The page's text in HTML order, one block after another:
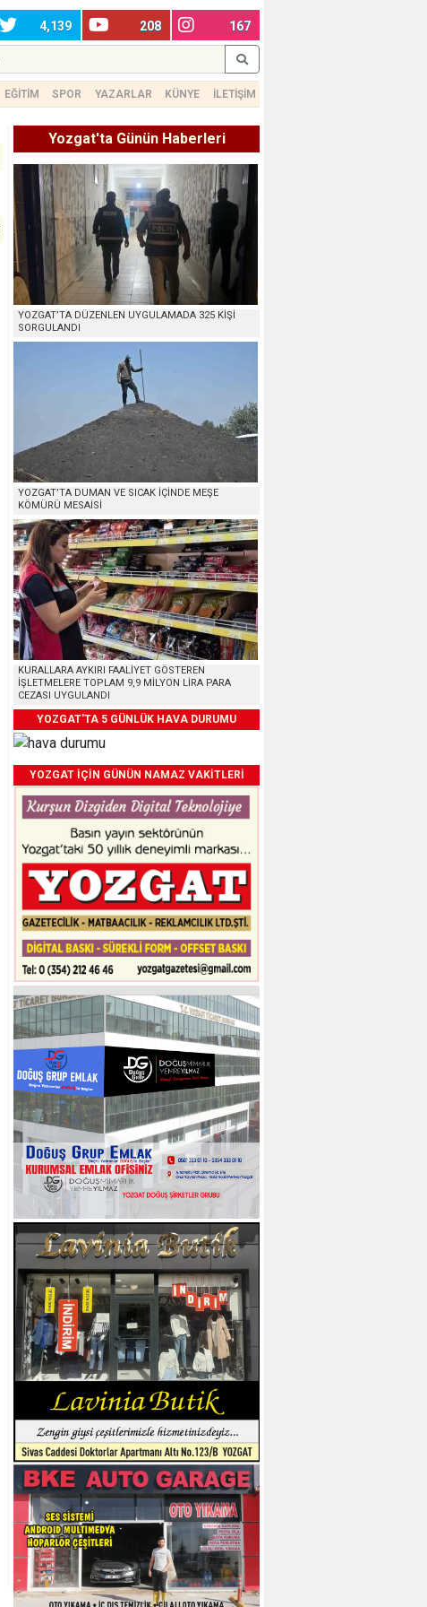
4,139 208 167
EĞİTİM SPOR YAZARLAR KÜNYE İLETİŞİM
Yozgat'ta Günün Haberleri
YOZGAT’TA DÜZENLEN UYGULAMADA 325 KİŞİ
SORGULANDI
YOZGAT’TA DUMAN VE SICAK İÇİNDE MEŞE
KÖMÜRÜ MESAİSİ
KURALLARA AYKIRI FAALİYET GÖSTEREN
İŞLETMELERE TOPLAM 9,9 MİLYON LİRA PARA
CEZASI UYGULANDI
YOZGAT'TA 5 GÜNLÜK HAVA DURUMU
YOZGAT İÇİN GÜNÜN NAMAZ VAKİTLERİ